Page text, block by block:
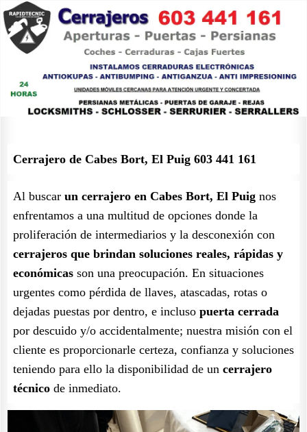
Cerrajero de Cabes Bort, El Puig 603 441 161
Al buscar un cerrajero en Cabes Bort, El Puig nos
enfrentamos a una multitud de opciones donde la
proliferación de intermediarios y la desconexión con
cerrajeros que brindan soluciones reales, rápidas y
económicas son una preocupación. En situaciones
urgentes como pérdida de llaves, atascadas, rotas o
dejadas puestas por dentro, e incluso puerta cerrada
por descuido y/o accidentalmente; nuestra misión con el
cliente es proporcionarle certeza, confianza y soluciones
teniendo para ello la disponibilidad de un cerrajero
técnico de inmediato.